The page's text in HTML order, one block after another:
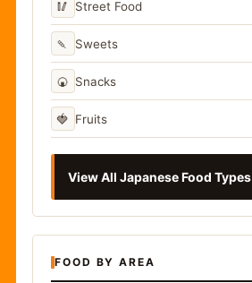
🥢 Street Food
🍡 Sweets
🍘 Snacks
🍓 Fruits
View All Japanese Food Types
FOOD BY AREA